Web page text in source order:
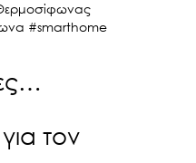
#smarthome
τον